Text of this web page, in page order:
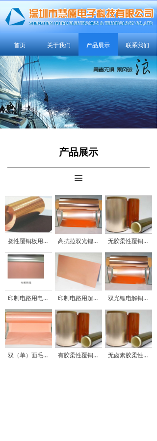
首页 关于我们 产品展示 联系我们
끀
挠性覆铜板用LP-S-B/R铜箔 Matte side treatment low profile foil in back/red 高抗拉双光锂电铜箔 High tensile double-shiny Li-ion ED copper foil 无胶柔性覆铜板
印制电路用电解铜箔 ED Copper Foil for Printed Circuit Board 印制电路用超厚电解铜箔 Heavy ED Copper Foil for Printed Circuit Board 双光锂电解铜箔 Double-shiny Li-ion ED copper foil
双（单）面毛锂离子电池用 有胶柔性覆铜板 无卤素胶柔性覆铜板
产品展示